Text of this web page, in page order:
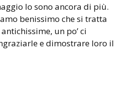
lo sono ancora di più.
benissimo che si tratta
un po’ ci
e dimostrare loro il